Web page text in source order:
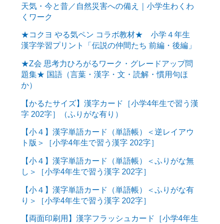
天気・今と昔／自然災害への備え｜小学生わくわ
くワーク
★コクヨ やる気ペン コラボ教材★ 小学４年生
漢字学習プリント「伝説の仲間たち 前編・後編」
★Z会 思考力ひろがるワーク・グレードアップ問
題集★ 国語（言葉・漢字・文・読解・慣用句ほ
か）
【かるたサイズ】漢字カード［小学4年生で習う漢
字 202字］（ふりがな有り）
【小４】漢字単語カード（単語帳）＜逆レイアウ
ト版＞［小学4年生で習う漢字 202字］
【小４】漢字単語カード（単語帳）＜ふりがな無
し＞［小学4年生で習う漢字 202字］
【小４】漢字単語カード（単語帳）＜ふりがな有
り＞［小学4年生で習う漢字 202字］
【両面印刷用】漢字フラッシュカード［小学4年生